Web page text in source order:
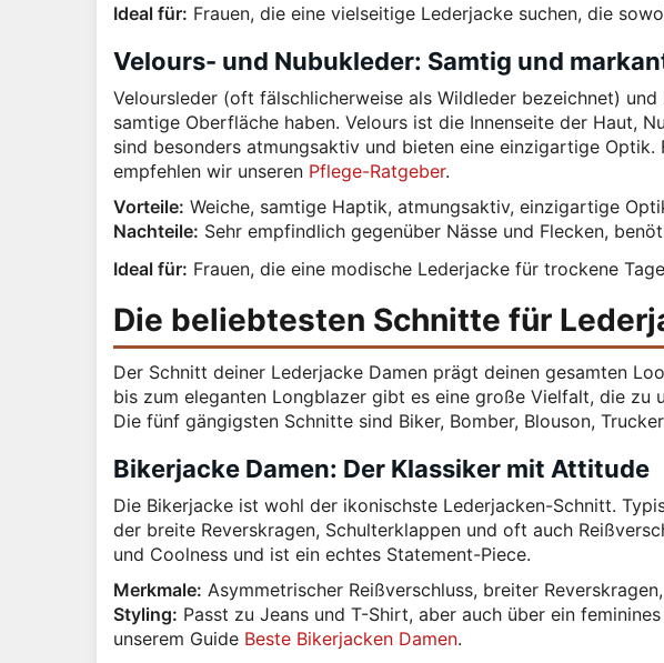
Ideal für: Frauen, die eine vielseitige Lederjacke suchen, die
Velours- und Nubukleder: Samtig und
Veloursleder (oft fälschlicherweise als Wildleder bezeichnet)
samtige Oberfläche haben. Velours ist die Innenseite der Haut,
sind besonders atmungsaktiv und bieten eine einzigartige
empfehlen wir unseren Pflege-Ratgeber.
Vorteile: Weiche, samtige Haptik, atmungsaktiv, einzigartige
Nachteile: Sehr empfindlich gegenüber Nässe und Flecken,
Ideal für: Frauen, die eine modische Lederjacke für trockene
Die beliebtesten Schnitte für
Der Schnitt deiner Lederjacke Damen prägt deinen gesamten
bis zum eleganten Longblazer gibt es eine große Vielfalt, die zu
Die fünf gängigsten Schnitte sind Biker, Bomber, Blouson,
Bikerjacke Damen: Der Klassiker mit Attitude
Die Bikerjacke ist wohl der ikonischste Lederjacken-Schnitt.
der breite Reverskragen, Schulterklappen und oft auch
und Coolness und ist ein echtes Statement-Piece.
Merkmale: Asymmetrischer Reißverschluss, breiter
Styling: Passt zu Jeans und T-Shirt, aber auch über ein
unserem Guide Beste Bikerjacken Damen.